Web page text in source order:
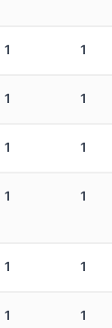
1 1
1 1
1 1
1 1
1 1
1 1